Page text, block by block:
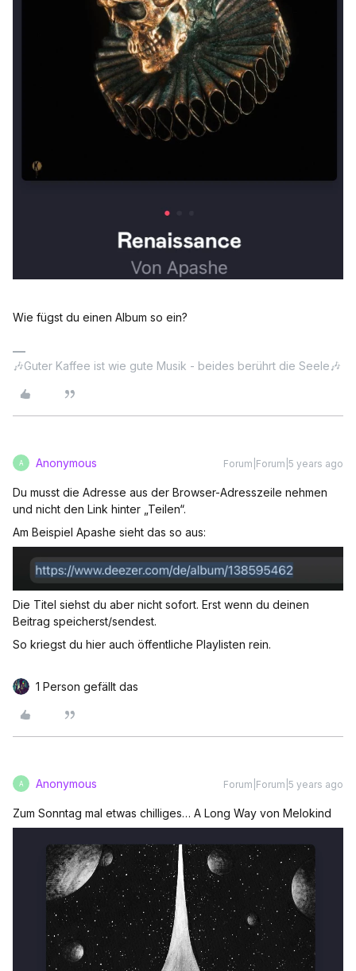
Wie fügst du einen Album so ein?
🎶Guter Kaffee ist wie gute Musik - beides berührt die Seele🎶
A Anonymous Forum|Forum|5 years ago
Du musst die Adresse aus der Browser-Adresszeile nehmen
und nicht den Link hinter „Teilen“.
Am Beispiel Apashe sieht das so aus:
Die Titel siehst du aber nicht sofort. Erst wenn du deinen
Beitrag speicherst/sendest.
So kriegst du hier auch öffentliche Playlisten rein.
1 Person gefällt das
A Anonymous Forum|Forum|5 years ago
Zum Sonntag mal etwas chilliges… A Long Way von Melokind